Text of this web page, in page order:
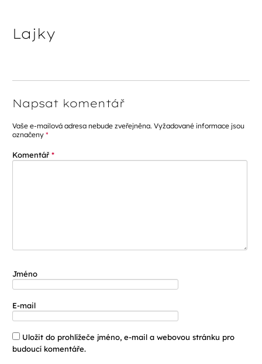
Lajky
Napsat komentář
Vaše e-mailová adresa nebude zveřejněna. Vyžadované informace jsou
označeny *
Komentář *
Jméno
E-mail
Uložit do prohlížeče jméno, e-mail a webovou stránku pro
budoucí komentáře.